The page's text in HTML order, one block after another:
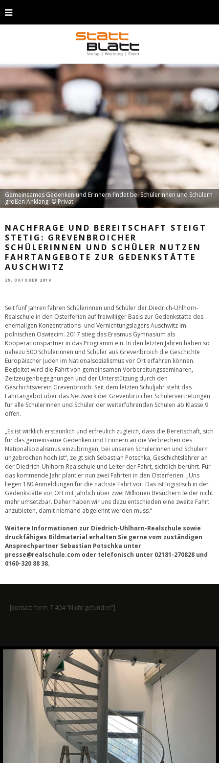
Gemeinsames Gedenken und Erinnern findet bei Schülerinnen und Schülern
großen Anklang. © Privat
NACHFRAGE UND BEREITSCHAFT STEIGT
STETIG: GREVENBROICHER
SCHÜLERINNEN UND SCHÜLER NUTZEN
FAHRTANGEBOTE ZUR GEDENKSTÄTTE
AUSCHWITZ
29. OKTOBER 2019
Seit fünf Jahren fahren Schülerinnen und Schüler der Diedrich-Uhlhorn-
Realschule in den Osterferien auf freiwilliger Basis zur Gedenkstätte des
ehemaligen Konzentrations- und Vernichtungslagers Auschwitz im
polnischen Oswiecim. 2017 stieg das Erasmus Gymnasium als
Kooperationspartner in das Programm ein. In den letzten Jahren haben so
nahezu 500 Schülerinnen und Schüler aus Grevenbroich die Geschichte
Europäischer Juden im Nationalsozialismus vor Ort erfahren können.
Begleitet wird die Fahrt von gemeinsamen Vorbereitungsseminaren,
Zeitzeugenbegegnungen und der Unterstützung durch den
Geschichtsverein Grevenbroich. Seit dem letzten Schuljahr steht das
Fahrtangebot über das Netzwerk der Grevenbroicher Schülervertretungen
für alle Schülerinnen und Schüler der weiterführenden Schulen ab Klasse 9
offen.
„Es ist wirklich erstaunlich und erfreulich zugleich, dass die Bereitschaft, sich
für das gemeinsame Gedenken und Erinnern an die Verbrechen des
Nationalsozialismus einzubringen, bei unseren Schülerinnen und Schülern
ungebrochen hoch ist“, zeigt sich Sebastian Potschka, Geschichtslehrer an
der Diedrich-Uhlhorn-Realschule und Leiter der Fahrt, sichtlich berührt. Für
das kommende Jahr plant er nun zwei Fahrten in den Osterferien. „Uns
liegen 180 Anmeldungen für die nächste Fahrt vor. Das ist logistisch in der
Gedenkstätte vor Ort mit jährlich über zwei Millionen Besuchern leider nicht
mehr umsetzbar. Daher haben wir uns dazu entschieden eine zweite Fahrt
anzubieten, damit niemand abgelehnt werden muss.“
Weitere Informationen zur Diedrich-Uhlhorn-Realschule sowie
druckfähiges Bildmaterial erhalten Sie gerne vom zuständigen
Ansprechpartner Sebastian Potschka unter
presse@realschule.com oder telefonisch unter 02181-270828 und
0160-320 88 38.
[contact-form-7 404 "Nicht gefunden"]